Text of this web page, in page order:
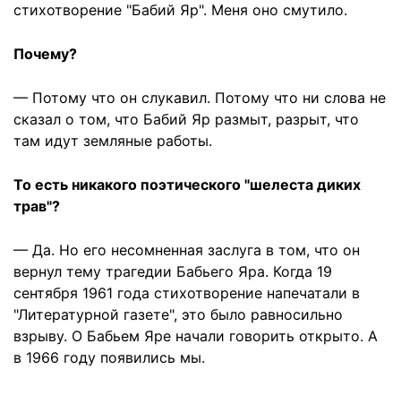
стихотворение "Бабий Яр". Меня оно смутило.
Почему?
— Потому что он слукавил. Потому что ни слова не
сказал о том, что Бабий Яр размыт, разрыт, что
там идут земляные работы.
То есть никакого поэтического "шелеста диких
трав"?
— Да. Но его несомненная заслуга в том, что он
вернул тему трагедии Бабьего Яра. Когда 19
сентября 1961 года стихотворение напечатали в
"Литературной газете", это было равносильно
взрыву. О Бабьем Яре начали говорить открыто. А
в 1966 году появились мы.